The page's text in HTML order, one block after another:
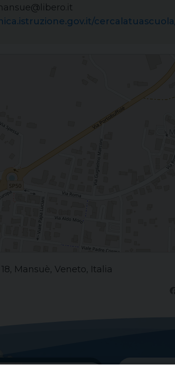
Mansuè
Mansuè, Veneto, Italia